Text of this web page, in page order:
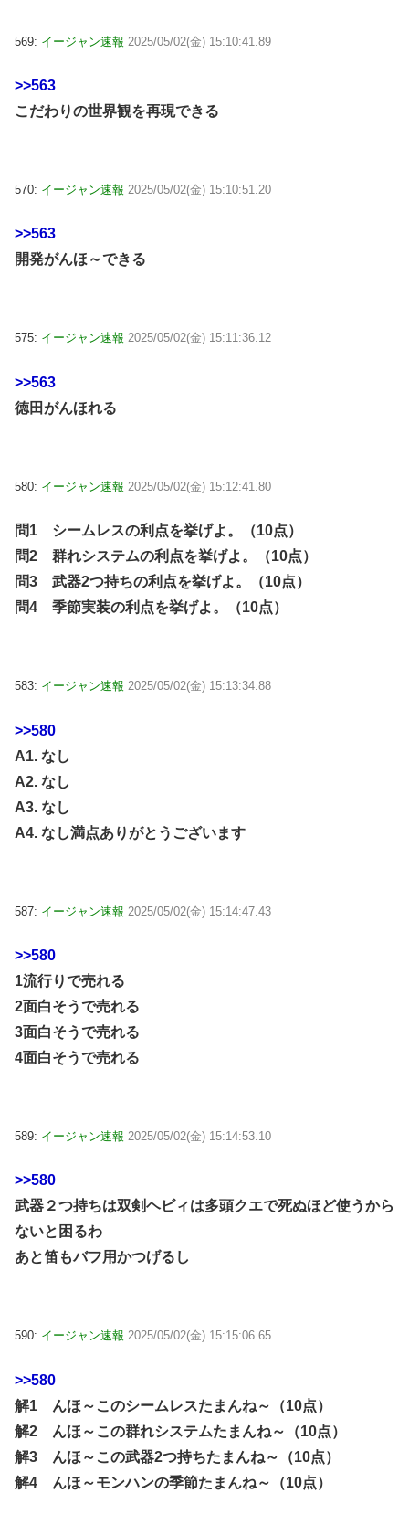
569: イージャン速報 2025/05/02(金) 15:10:41.89
>>563
こだわりの世界観を再現できる
570: イージャン速報 2025/05/02(金) 15:10:51.20
>>563
開発がんほ～できる
575: イージャン速報 2025/05/02(金) 15:11:36.12
>>563
徳田がんほれる
580: イージャン速報 2025/05/02(金) 15:12:41.80
問1 シームレスの利点を挙げよ。（10点）
問2 群れシステムの利点を挙げよ。（10点）
問3 武器2つ持ちの利点を挙げよ。（10点）
問4 季節実装の利点を挙げよ。（10点）
583: イージャン速報 2025/05/02(金) 15:13:34.88
>>580
A1. なし
A2. なし
A3. なし
A4. なし満点ありがとうございます
587: イージャン速報 2025/05/02(金) 15:14:47.43
>>580
1流行りで売れる
2面白そうで売れる
3面白そうで売れる
4面白そうで売れる
589: イージャン速報 2025/05/02(金) 15:14:53.10
>>580
武器２つ持ちは双剣ヘビィは多頭クエで死ぬほど使うから
ないと困るわ
あと笛もバフ用かつげるし
590: イージャン速報 2025/05/02(金) 15:15:06.65
>>580
解1 んほ～このシームレスたまんね～（10点）
解2 んほ～この群れシステムたまんね～（10点）
解3 んほ～この武器2つ持ちたまんね～（10点）
解4 んほ～モンハンの季節たまんね～（10点）